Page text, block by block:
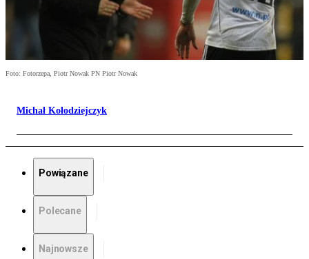
Foto: Fotorzepa, Piotr Nowak PN Piotr Nowak
Michał Kołodziejczyk
Powiązane
Polecane
Najnowsze